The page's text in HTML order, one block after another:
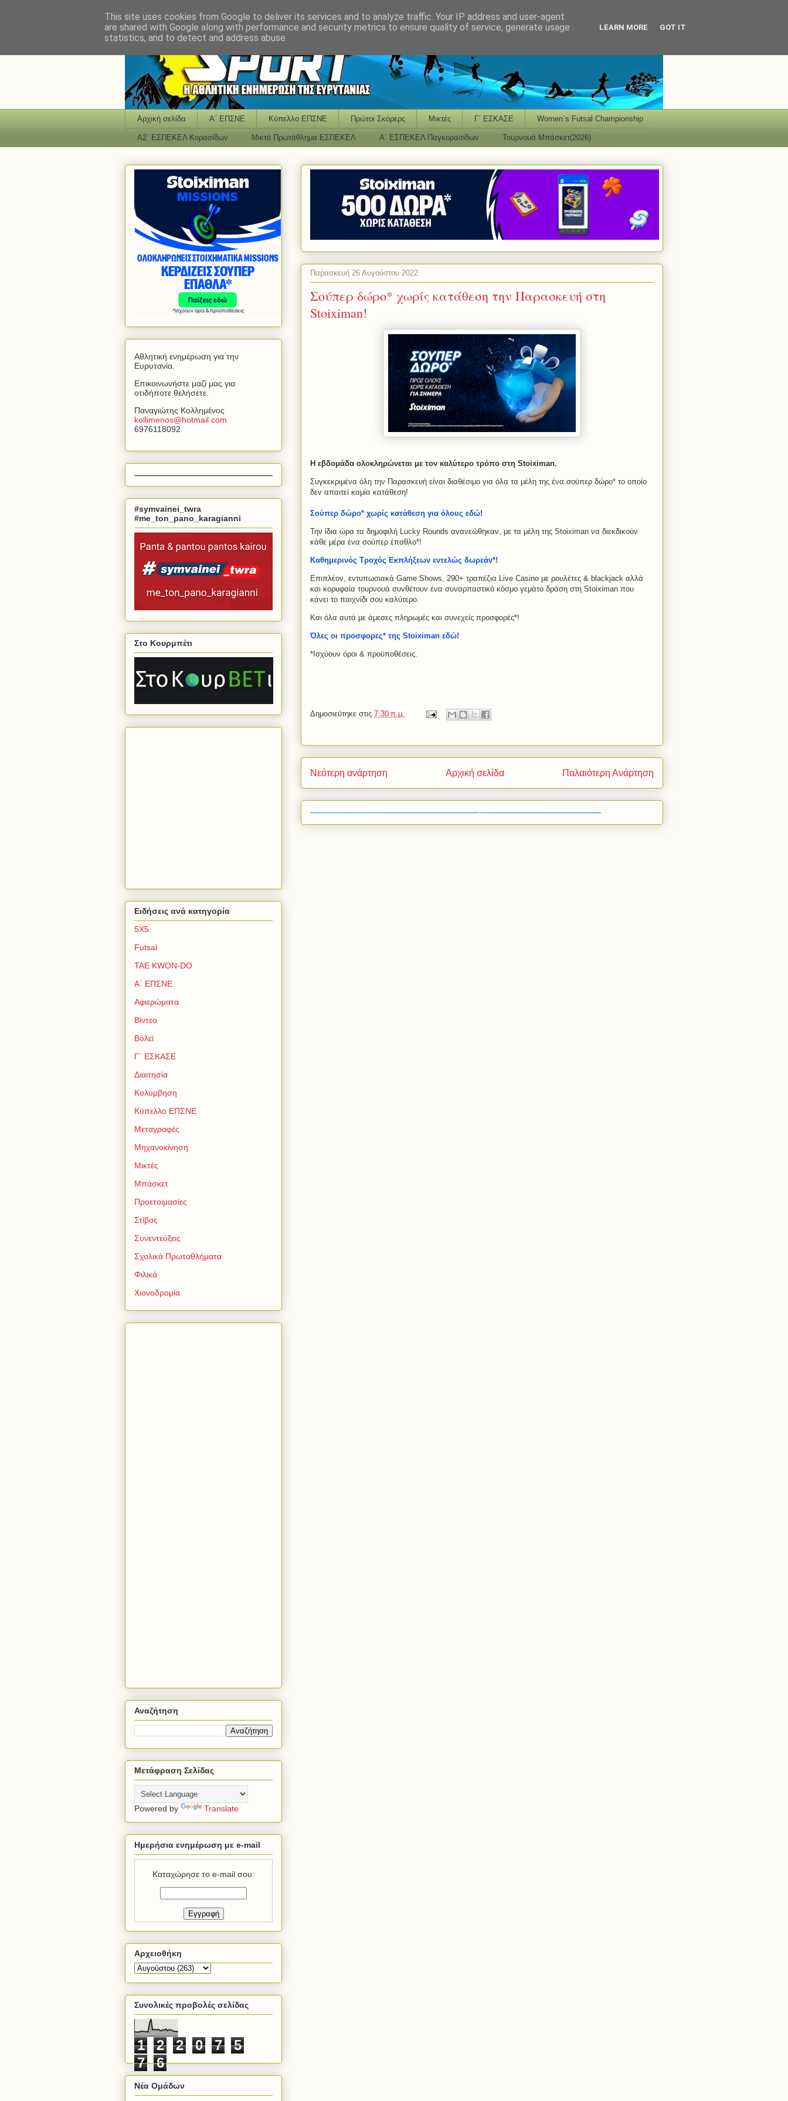
Αρχική σελίδα Α΄ ΕΠΣΝΕ Κύπελλο ΕΠΣΝΕ Πρώτοι Σκόρερς Μικτές Γ΄ ΕΣΚΑΣΕ Women΄s Futsal Championship
Α2΄ ΕΣΠΕΚΕΛ Κορασίδων Μικτό Πρωτάθλημα ΕΣΠΕΚΕΛ Α΄ ΕΣΠΕΚΕΛ Παγκορασίδων Τουρνουά Μπάσκετ(2026)
Παρασκευή 26 Αυγούστου 2022
Σούπερ δώρο* χωρίς κατάθεση την Παρασκευή στη
Stoiximan!
Η εβδομάδα ολοκληρώνεται με τον καλύτερο τρόπο στη Stoiximan.
Συγκεκριμένα όλη την Παρασκευή είναι διαθέσιμο για όλα τα μέλη της ένα σούπερ δώρο* το οποίο
δεν απαιτεί καμία κατάθεση!
Σούπερ δώρο* χωρίς κατάθεση για όλους εδώ!
Την ίδια ώρα τα δημοφιλή Lucky Rounds ανανεώθηκαν, με τα μέλη της Stoiximan να διεκδικούν
κάθε μέρα ένα σούπερ έπαθλο*!
Καθημερινός Τροχός Εκπλήξεων εντελώς δωρεάν*!
Επιπλέον, εντυπωσιακά Game Shows, 290+ τραπέζια Live Casino με ρουλέτες & blackjack αλλά
και κορυφαία τουρνουά συνθέτουν ένα συναρπαστικό κόσμο γεμάτο δράση στη Stoiximan που
κάνει το παιχνίδι σου καλύτερο.
Kαι όλα αυτά με άμεσες πληρωμές και συνεχείς προσφορές*!
Όλες οι προσφορες* της Stoiximan εδώ!
*​Ισχύουν όροι & προϋποθέσεις.
Δημοσιεύτηκε στις 7:30 π.μ.
Νεότερη ανάρτηση Παλαιότερη Ανάρτηση
Αρχική σελίδα
Αθλητική ενημέρωση για την
Ευρυτανία.
Επικοινωνήστε μαζί μας για
οτιδήποτε θελήσετε.
Παναγιώτης Κολλημένος
kollimenos@hotmail com
6976118092
#symvainei_twra
#me_ton_pano_karagianni
Στο Κουρμπέτι
Ειδήσεις ανά κατηγορία
5Χ5
Futsal
TAE KWON-DO
Α΄ ΕΠΣΝΕ
Αφιερώματα
Βίντεο
Βόλεϊ
Γ΄ ΕΣΚΑΣΕ
Διαιτησία
Κολύμβηση
Κύπελλο ΕΠΣΝΕ
Μεταγραφές
Μηχανοκίνηση
Μικτές
Μπάσκετ
Προετοιμασίες
Στίβος
Συνεντεύξεις
Σχολικά Πρωταθλήματα
Φιλικά
Χιονοδρομία
Αναζήτηση
Μετάφραση Σελίδας
Powered by Translate
Ημερήσια ενημέρωση με e-mail
Καταχώρησε το e-mail σου:
Αρχειοθήκη
Συνολικές προβολές σελίδας
1 2 2 0 7
5
7
6
Νέα Ομάδων
This site uses cookies from Google to deliver its services and to analyze traffic. Your IP address and user-agent
are shared with Google along with performance and security metrics to ensure quality of service, generate usage
statistics, and to detect and address abuse.
LEARN MORE GOT IT